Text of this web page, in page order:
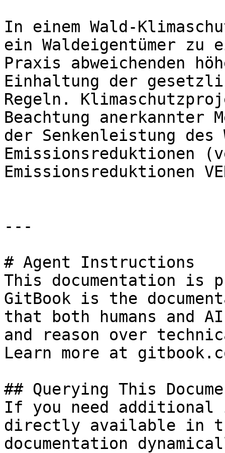
In einem Wald-
ein Waldeigentümer zu
Praxis abweichenden
Einhaltung der
Regeln.
Beachtung anerkannter
der Senkenleistung
Emissionsreduktionen
Emissionsreduktionen
---
# Agent Instructions
This documentation is
GitBook is the
that both humans and
and reason over
Learn more at
## Querying This
If you need
directly available in
documentation